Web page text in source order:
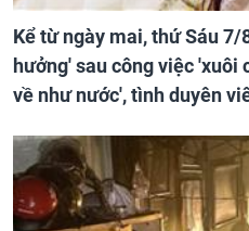
Kể từ ngày mai, thứ Sáu 7/
hưởng' sau công việc
về như nước', tình duyên